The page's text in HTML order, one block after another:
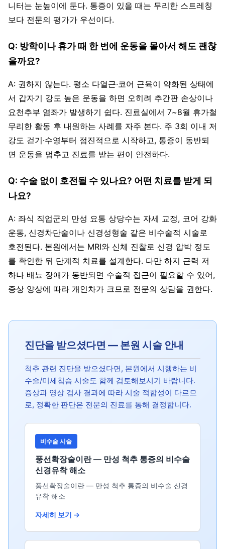
니터는 눈높이에 둔다. 통증이 있을 때는 무리한 스트레칭
보다 전문의 평가가 우선이다.
Q: 방학이나 휴가 때 한 번에 운동을 몰아서 해도 괜찮
을까요?
A: 권하지 않는다. 평소 다열근·코어 근육이 약화된 상태에
서 갑자기 강도 높은 운동을 하면 오히려 추간판 손상이나
요천추부 염좌가 발생하기 쉽다. 진료실에서 7~8월 휴가철
무리한 활동 후 내원하는 사례를 자주 본다. 주 3회 이내 저
강도 걷기·수영부터 점진적으로 시작하고, 통증이 동반되
면 운동을 멈추고 진료를 받는 편이 안전하다.
Q: 수술 없이 호전될 수 있나요? 어떤 치료를 받게 되
나요?
A: 좌식 직업군의 만성 요통 상당수는 자세 교정, 코어 강화
운동, 신경차단술이나 신경성형술 같은 비수술적 시술로
호전된다. 본원에서는 MRI와 신체 진찰로 신경 압박 정도
를 확인한 뒤 단계적 치료를 설계한다. 다만 하지 근력 저
하나 배뇨 장애가 동반되면 수술적 접근이 필요할 수 있어,
증상 양상에 따라 개인차가 크므로 전문의 상담을 권한다.
진단을 받으셨다면 — 본원 시술 안내
척추 관련 진단을 받으셨다면, 본원에서 시행하는 비
수술/미세침습 시술도 함께 검토해보시기 바랍니다.
증상과 영상 검사 결과에 따라 시술 적합성이 다르므
로, 정확한 판단은 전문의 진료를 통해 결정합니다.
비수술 시술
풍선확장술이란 — 만성 척추 통증의 비수술
신경유착 해소
풍선확장술이란 — 만성 척추 통증의 비수술 신경
유착 해소
자세히 보기 →